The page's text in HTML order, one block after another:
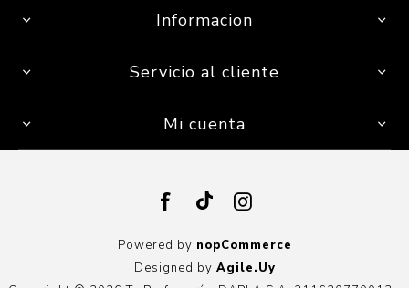
Informacion
Servicio al cliente
Mi cuenta
Powered by nopCommerce
Designed by Agile.Uy